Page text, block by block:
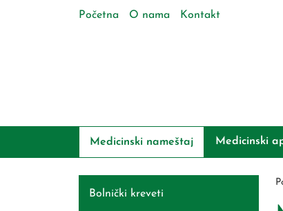
Početna O nama Kontakt
Medicinski nameštaj Medicinski
Bolnički kreveti